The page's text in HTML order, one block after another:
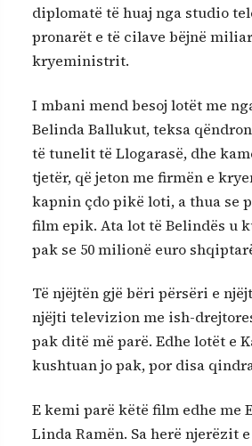
diplomatë të huaj nga studio
pronarët e të cilave bëjnë
kryeministrit.
I mbani mend besoj lotët me
Belinda Ballukut, teksa
të tunelit të Llogarasë, dhe
tjetër, që jeton me firmën e
kapnin çdo pikë loti, a thua se
film epik. Ata lot të Belindës u
pak se 50 milionë euro
Të njëjtën gjë bëri përsëri e
njëjti televizion me ish-
pak ditë më parë. Edhe lotët e
kushtuan jo pak, por disa
E kemi parë këtë film edhe me
Linda Ramën. Sa herë njerëzit